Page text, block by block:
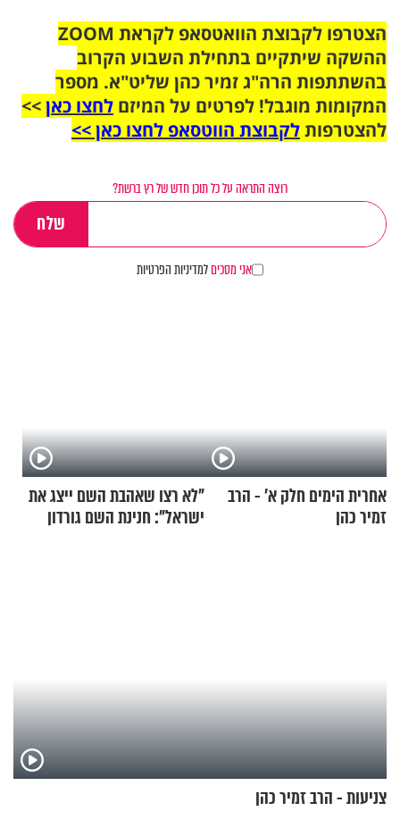
הצטרפו לקבוצת הוואטסאפ לקראת ZOOM
ההשקה שיתקיים בתחילת השבוע הקרוב
בהשתתפות הרה"ג זמיר כהן שליט"א. מספר
המקומות מוגבל! לפרטים על המיזם לחצו כאן>>
להצטרפותלקבוצת הווטסאפ לחצו כאן >>
רוצה התראה על כל תוכן חדש של רץ ברשת?
אני מסכיםלמדיניות הפרטיות
אחרית הימים חלק א’ - הרב
זמיר כהן
"לא רצו שאהבת השם ייצג את
ישראל": חנינת השם גורדון
צניעות - הרב זמיר כהן